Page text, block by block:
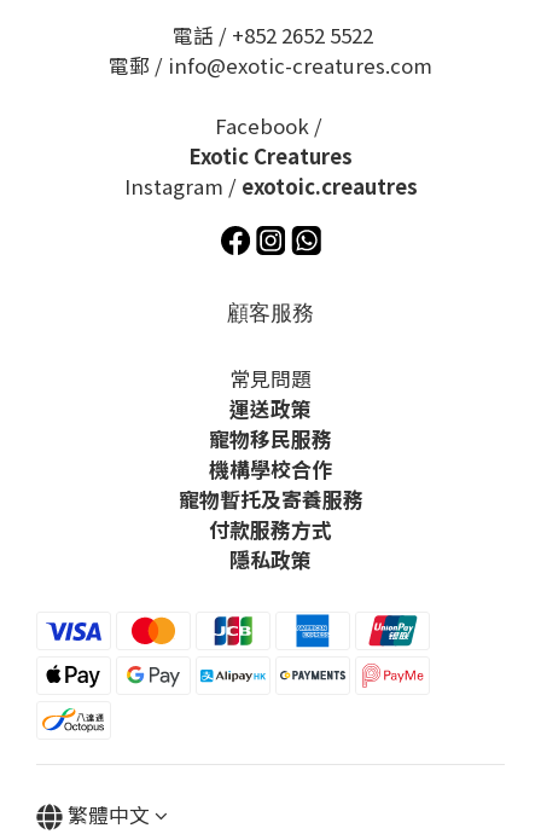
電話 / +852 2652 5522
電郵 / info@exotic-creatures.com
Facebook /
Exotic Creatures
Instagram / exotoic.creautres
顧客服務
常見問題
運送政策
寵物移民服務
機構學校合作
寵物暫托及寄養服務
付款服務方式
隱私政策
繁體中文